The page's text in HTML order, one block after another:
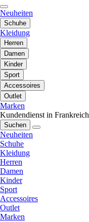
Neuheiten
Schuhe
Kleidung
Herren
Damen
Kinder
Sport
Accessoires
Outlet
Marken
Kundendienst in Frankreich
Suchen
Neuheiten
Schuhe
Kleidung
Herren
Damen
Kinder
Sport
Accessoires
Outlet
Marken